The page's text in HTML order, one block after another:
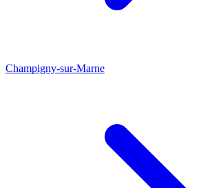
Champigny-sur-Marne